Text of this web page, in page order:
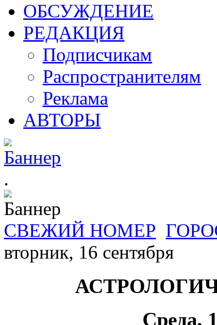
ОБСУЖДЕНИЕ
РЕДАКЦИЯ
Подписчикам
Распространителям
Реклама
АВТОРЫ
.
СВЕЖИЙ НОМЕР
вторник, 16 сентября
Среда,